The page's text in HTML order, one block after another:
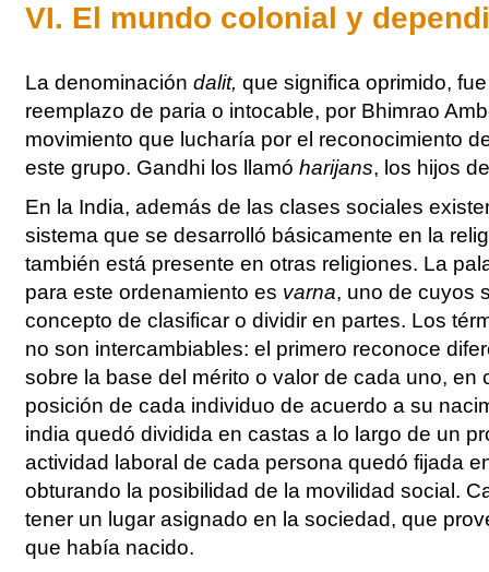
VI. El mundo colonial y
La denominacióndalit, que significa oprimido,
reemplazo de paria o intocable, por Bhimrao
movimiento que lucharía por el reconocimiento
este grupo. Gandhi los llamóharijans, los hijos
En la India, además de las clases sociales
sistema que se desarrolló básicamente en la
también está presente en otras religiones. La
para este ordenamiento es varna, uno de cuyos
concepto de clasificar o dividir en partes. Los
no son intercambiables: el primero reconoce
sobre la base del mérito o valor de cada uno, en
posición de cada individuo de acuerdo a su
india quedó dividida en castas a lo largo de un
actividad laboral de cada persona quedó fijada
obturando la posibilidad de la movilidad social.
tener un lugar asignado en la sociedad, que
que había nacido.